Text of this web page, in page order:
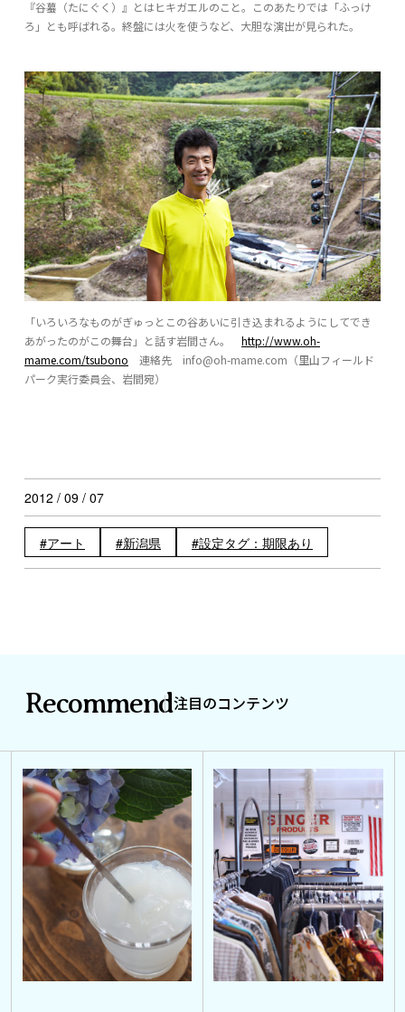
『谷蟇（たにぐく）』とはヒキガエルのこと。このあたりでは「ふっけ
ろ」とも呼ばれる。終盤には火を使うなど、大胆な演出が見られた。
「いろいろなものがぎゅっとこの谷あいに引き込まれるようにしてでき
あがったのがこの舞台」と話す岩間さん。 http://www.oh-
mame.com/tsubono 連絡先 info@oh-mame.com（里山フィールド
パーク実行委員会、岩間宛）
2012 / 09 / 07
アート 新潟県 設定タグ：期限あり
Recommend注目のコンテンツ